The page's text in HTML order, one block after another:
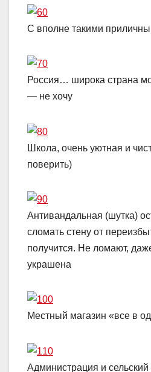
С вполне такими
Россия… широка страна
— не хочу
Школа, очень уютная и
поверить)
Антивандальная (шутка)
сломать стену от
получится. Не ломают,
украшена
Местный магазин «все в
Администрация и сельский